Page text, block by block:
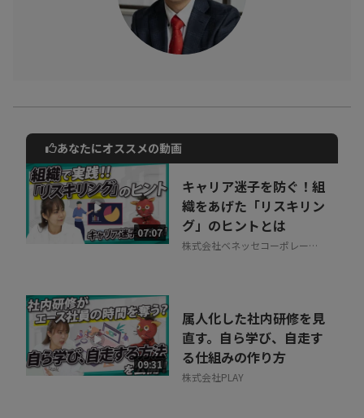
動画でご紹介しているサービスについて
お気軽にご相談・ご質問いただけます！
30秒でお申し込み可能
相談を希望する 無料
あなたにオススメの動画
07:07
キャリア迷子を防ぐ！組
織をあげた「リスキリン
グ」のヒントとは
株式会社ベネッセコーポレーシ
09:31
属人化した社内研修を見
直す。自ら学び、自走す
る仕組みの作り方
株式会社PLAY